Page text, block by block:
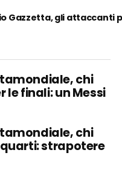
Gazzetta, gli attaccanti
chi
le finali: un Messi
chi
strapotere